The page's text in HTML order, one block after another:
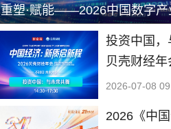
重塑·赋能——2026中国数字产
投资中国，
贝壳财经年
2026-07-08
2026《中